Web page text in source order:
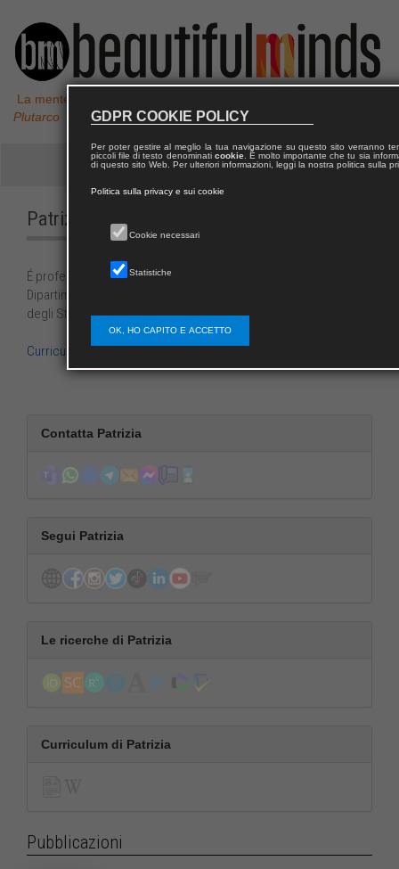
La mente non è un vaso da riempire, ma un fuoco da accendere,
Plutarco
Patrizia DE MENNATO
É professore ordinario di Pedagogia generale e sociale presso il
Dipartimento di Medicina Sperimentale e Clinica dell’Università
degli Studi di Firenze.
Curriculum di Patrizia de Mennato
Contatta Patrizia
Segui Patrizia
Le ricerche di Patrizia
Curriculum di Patrizia
Pubblicazioni
GDPR COOKIE POLICY
Per poter gestire al meglio la tua navigazione su questo sito verranno
piccoli file di testo denominati cookie. È molto importante che tu sia
di questo sito Web. Per ulteriori informazioni, leggi la nostra politica sulla
Politica sulla privacy e sui cookie
Cookie necessari
Statistiche
OK, HO CAPITO E ACCETTO